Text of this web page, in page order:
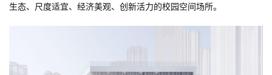
生态、尺度适宜、经济美观、创新活力的校园空间场所。